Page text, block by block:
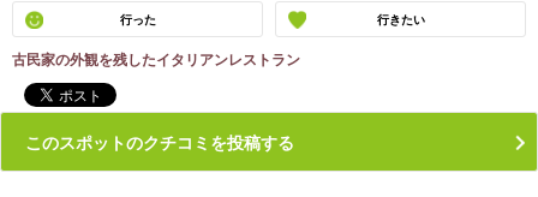
行った 行きたい
古民家の外観を残したイタリアンレストラン
このスポットのクチコミを投稿する